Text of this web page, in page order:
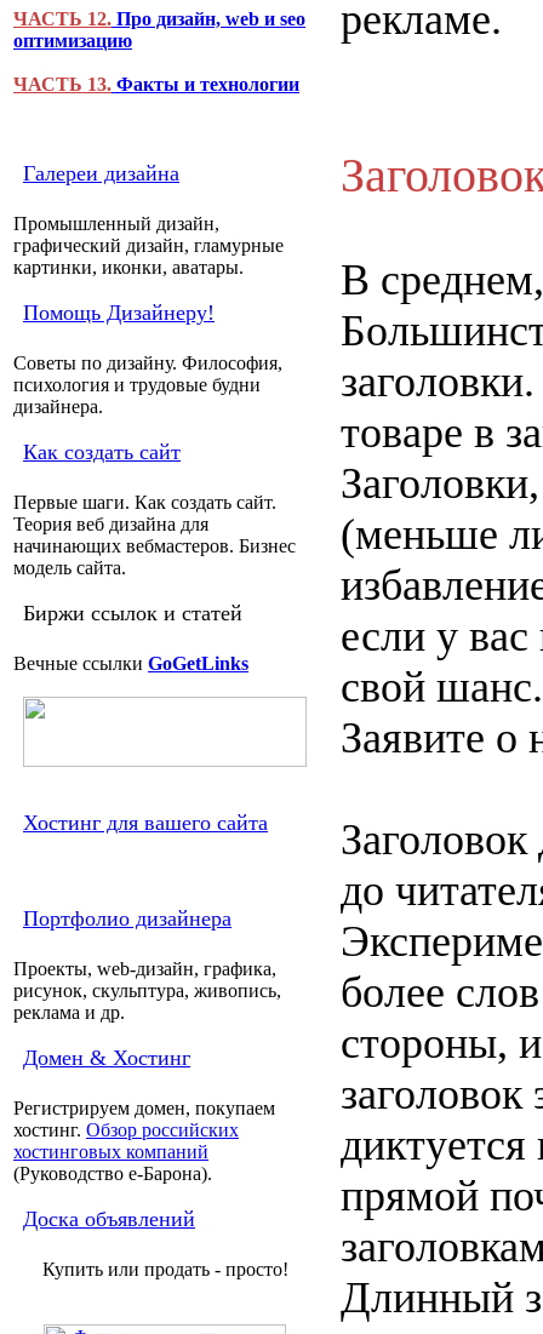
ЧАСТЬ 12. Про дизайн, web и seo
оптимизацию
ЧАСТЬ 13. Факты и технологии
Галереи дизайна
Промышленный дизайн,
графический дизайн, гламурные
картинки, иконки, аватары.
Помощь Дизайнеру!
Советы по дизайну. Философия,
психология и трудовые будни
дизайнера.
Как создать сайт
Первые шаги. Как создать сайт.
Теория веб дизайна для
начинающих вебмастеров. Бизнес
модель сайта.
Биржи ссылок и статей
Вечные ссылки GoGetLinks
Хостинг для вашего сайта
Портфолио дизайнера
Проекты, web-дизайн, графика,
рисунок, скульптура, живопись,
реклама и др.
Домен & Хостинг
Регистрируем домен, покупаем
хостинг. Обзор российских
хостинговых компаний
(Руководство e-Барона).
Доска объявлений
Купить или продать - просто!
рекламе.
В
товаре в
(меньше
если у
свой
Заявите о
до
более
стороны,
прямой
Длинный